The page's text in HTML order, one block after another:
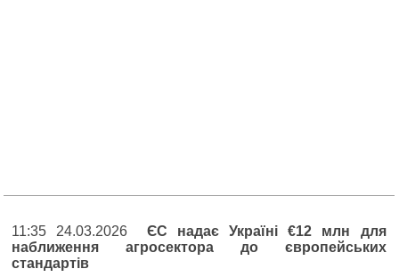
11:35 24.03.2026ЄС надає Україні €12 млн для
наближення агросектора до європейських
стандартів